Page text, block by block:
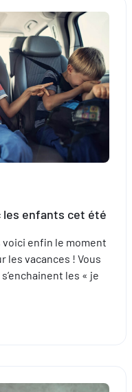
les enfants cet été
voici enfin le moment
les vacances ! Vous
les « je